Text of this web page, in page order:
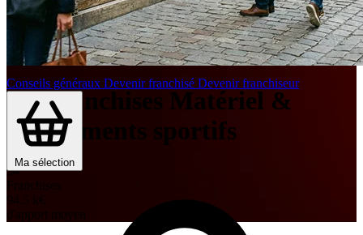
Conseils généraux Devenir franchisé Devenir franchiseur
Ma sélection
Les franchises Matériel &
équipements sportifs
34
Franchises
94,5 k€
d'apport moyen